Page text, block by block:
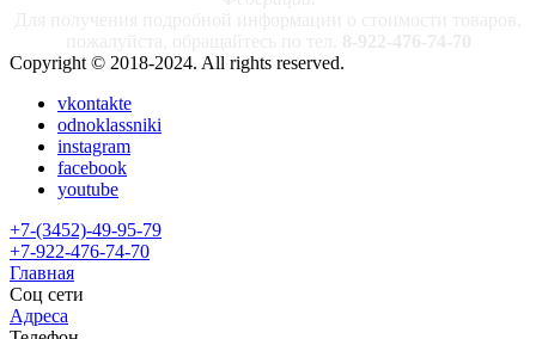
Copyright © 2018-2024. All rights reserved.
vkontakte
odnoklassniki
instagram
facebook
youtube
+7-(3452)-49-95-79
+7-922-476-74-70
Главная
Соц сети
Адреса